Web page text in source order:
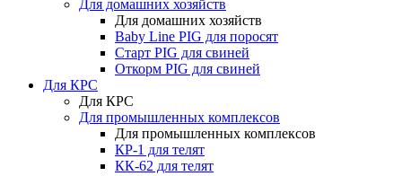
Для домашних хозяйств
Для домашних хозяйств
Baby Line PIG для поросят
Старт PIG для свиней
Откорм PIG для свиней
Для КРС
Для КРС
Для промышленных комплексов
Для промышленных комплексов
КР-1 для телят
КК-62 для телят